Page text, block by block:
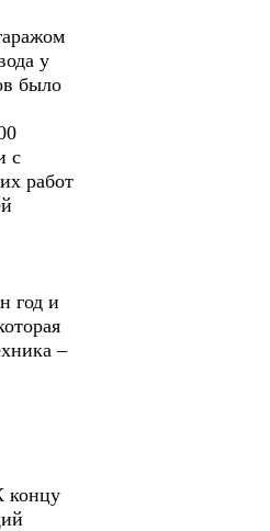
у
было
с
работ
год и
–
концу